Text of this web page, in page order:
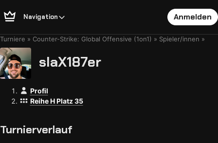
Navigation Anmelden
Turniere Counter-Strike: Global Offensive (1on1) Spieler/innen
slaX187er
Profil
Reihe H Platz 35
Turnierverlauf